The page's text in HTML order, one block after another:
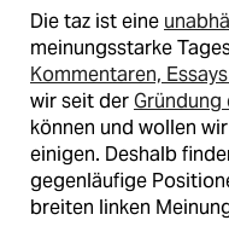
Die taz ist eine
meinungsstarke
Kommentaren,
wir seit derGründung
können und wollen
einigen. Deshalb
gegenläufige
breiten linken